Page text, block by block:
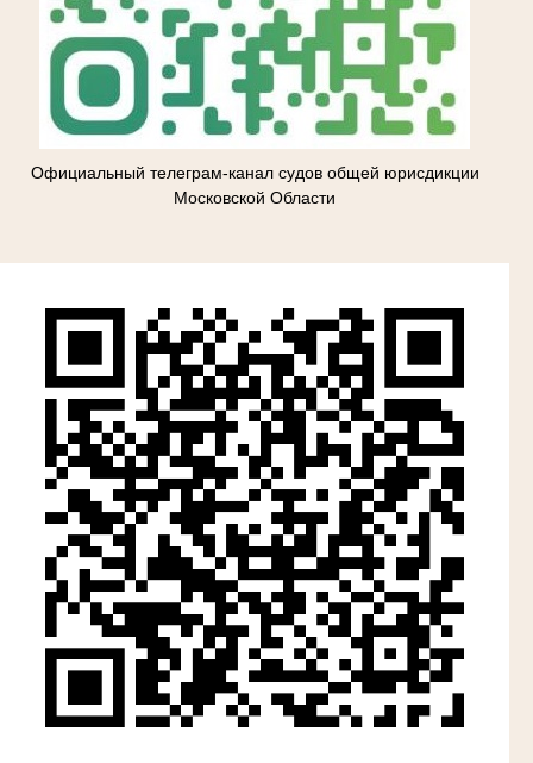
Официальный телеграм-канал судов общей юрисдикции
Московской Области